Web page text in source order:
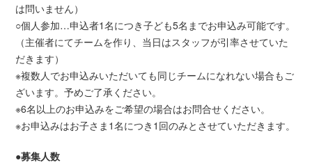
は問いません）
○個人参加…申込者1名につき子ども5名までお申込み可能です。
（主催者にてチームを作り、当日はスタッフが引率させていた
だきます）
※複数人でお申込みいただいても同じチームになれない場合もご
ざいます。予めご了承ください。
※6名以上のお申込みをご希望の場合はお問合せください。
※お申込みはお子さま1名につき1回のみとさせていただきます。
●募集人数